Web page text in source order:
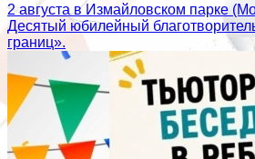
2 августа в Измайловском парке
Десятый юбилейный
границ».